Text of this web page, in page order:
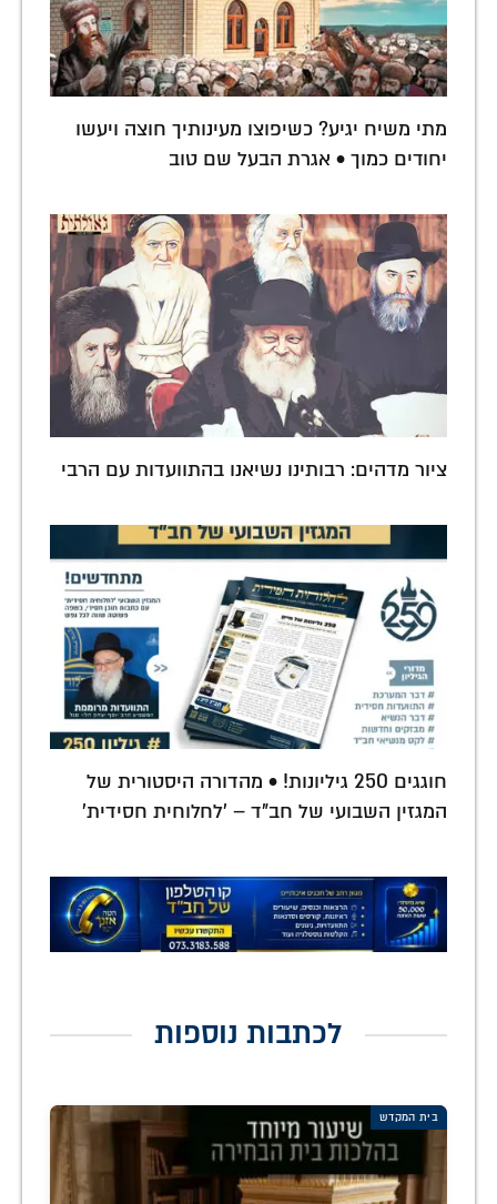
מתי משיח יגיע? כשיפוצו מעינותיך חוצה ויעשו
יחודים כמוך • אגרת הבעל שם טוב
ציור מדהים: רבותינו נשיאנו בהתוועדות עם הרבי
חוגגים 250 גיליונות! • מהדורה היסטורית של
המגזין השבועי של חב"ד – 'לחלוחית חסידית'
לכתבות נוספות
בית המקדש